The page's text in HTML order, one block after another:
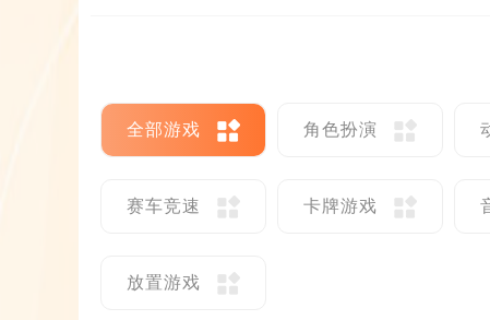
全部游戏 角色扮演
赛车竞速 卡牌游戏
放置游戏